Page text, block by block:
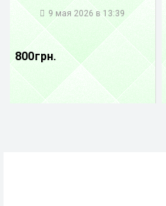
9 мая 2026 в 13:39
800 грн.